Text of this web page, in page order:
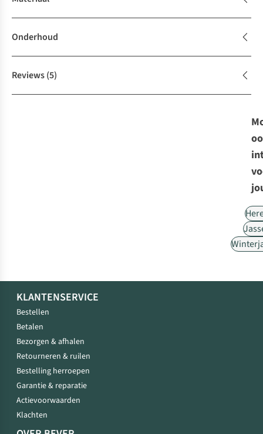
Onderhoud
Reviews(5)
KLANTENSERVICE
Bestellen
Betalen
Bezorgen & afhalen
Retourneren & ruilen
Bestelling herroepen
Garantie & reparatie
Actievoorwaarden
Klachten